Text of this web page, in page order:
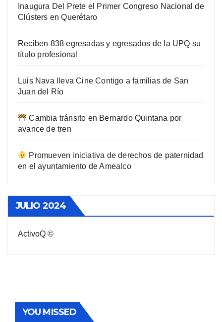
Inaugura Del Prete el Primer Congreso Nacional de
Clústers en Querétaro
Reciben 838 egresadas y egresados de la UPQ su
título profesional
Luis Nava lleva Cine Contigo a familias de San
Juan del Río
Cambia tránsito en Bernardo Quintana por
avance de tren
Promueven iniciativa de derechos de paternidad
en el ayuntamiento de Amealco
JULIO 2024
ActivoQ ©
YOU MISSED